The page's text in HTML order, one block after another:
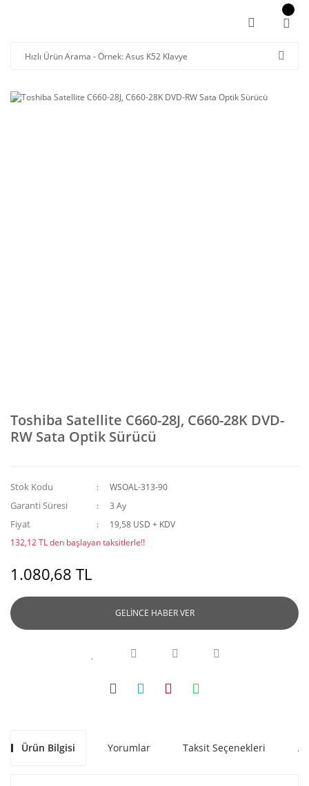
Toshiba Satellite C660-28J, C660-28K DVD-
RW Sata Optik Sürücü
Stok Kodu WSOAL-313-90
Garanti Süresi 3 Ay
Fiyat
19,58 USD + KDV
132,12 TL den başlayan taksitlerle!!
1.080,68 TL
GELİNCE HABER VER
Ürün Bilgisi Yorumlar Taksit Seçenekleri